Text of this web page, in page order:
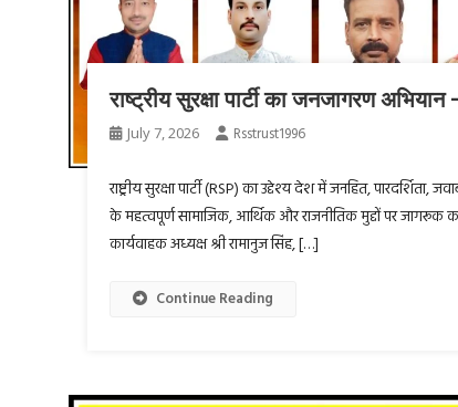
राष्ट्रीय सुरक्षा पार्टी का जनजागरण
July 7, 2026 Rsstrust1996
राष्ट्रीय सुरक्षा पार्टी (RSP) का उद्देश्य देश में जनहित,
के महत्वपूर्ण सामाजिक, आर्थिक और राजनीतिक मुद्दों पर जागरूक
कार्यवाहक अध्यक्ष श्री रामानुज सिंह, […]
Continue Reading